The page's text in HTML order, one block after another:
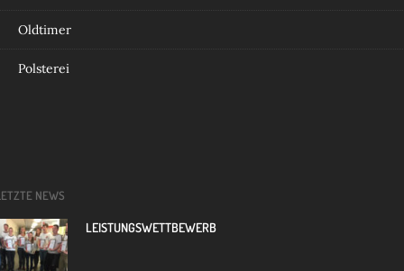
Oldtimer
Polsterei
NEWS
LEISTUNGSWETTBEWERB